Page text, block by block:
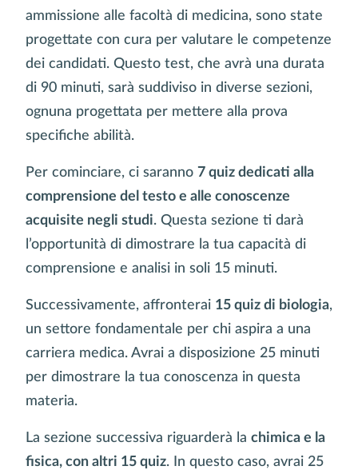
ammissione alle facoltà di medicina, sono state
progettate con cura per valutare le competenze
dei candidati. Questo test, che avrà una durata
di 90 minuti, sarà suddiviso in diverse sezioni,
ognuna progettata per mettere alla prova
specifiche abilità.
Per cominciare, ci saranno 7 quiz dedicati alla
comprensione del testo e alle conoscenze
acquisite negli studi. Questa sezione ti darà
l’opportunità di dimostrare la tua capacità di
comprensione e analisi in soli 15 minuti.
Successivamente, affronterai 15 quiz di biologia,
un settore fondamentale per chi aspira a una
carriera medica. Avrai a disposizione 25 minuti
per dimostrare la tua conoscenza in questa
materia.
La sezione successiva riguarderà la chimica e la
fisica, con altri 15 quiz. In questo caso, avrai 25